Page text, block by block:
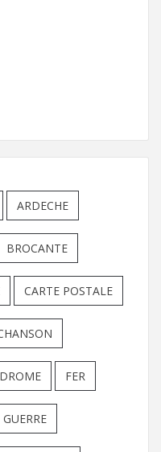
ARDECHE
BROCANTE
CARTE POSTALE
DROME FER
GUERRE